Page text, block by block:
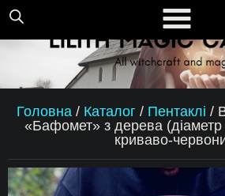
Головна / Каталог / Пентаклі /
«Бафомет» з дерева
криваво-